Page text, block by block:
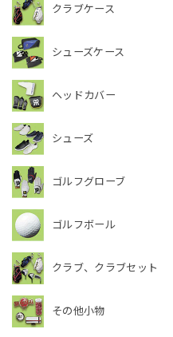
クラブケース
シューズケース
ヘッドカバー
シューズ
ゴルフグローブ
ゴルフボール
クラブ、クラブセット
その他小物